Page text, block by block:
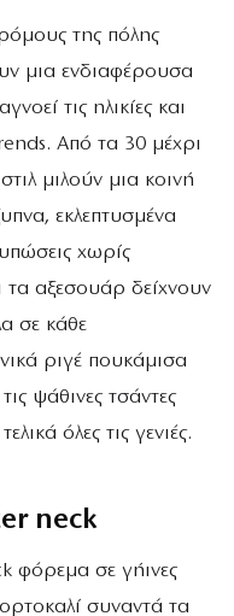
της πόλης
μια ενδιαφέρουσα
τις ηλικίες και
Από τα 30 μέχρι
μιλούν μια κοινή
εκλεπτυσμένα
χωρίς
αξεσουάρ δείχνουν
σε κάθε
ριγέ πουκάμισα
ψάθινες τσάντες
όλες τις γενιές.
neck
φόρεμα σε γήινες
συναντά τα